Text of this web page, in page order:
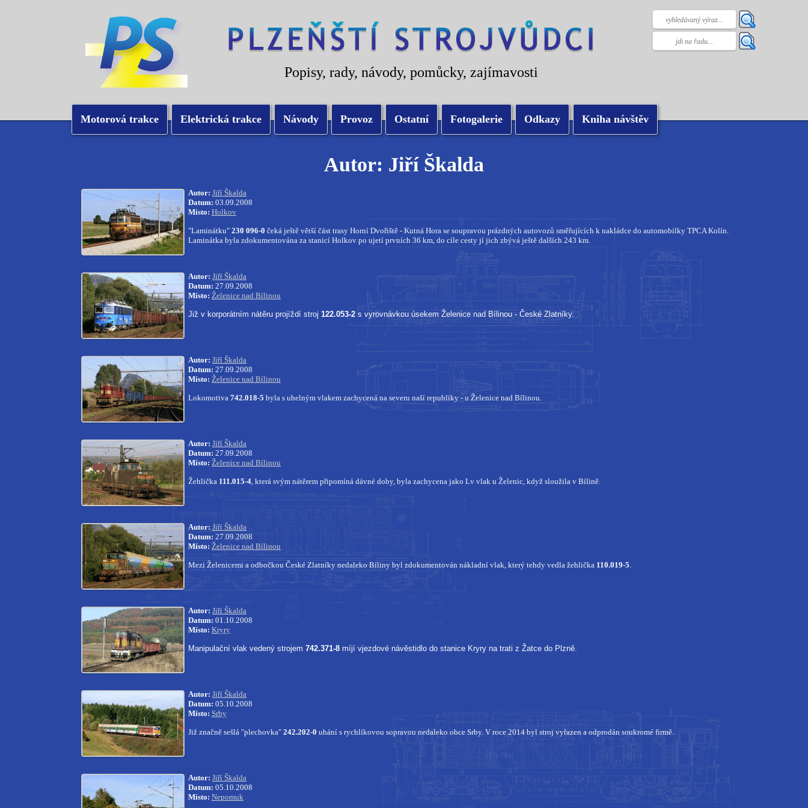
Popisy, rady, návody, pomůcky, zajímavosti
Motorová trakce Elektrická trakce Návody Provoz Ostatní Fotogalerie Odkazy Kniha návštěv
Autor: Jiří Škalda
Autor: Jiří Škalda
Datum: 03.09.2008
Místo: Holkov
"Laminátku" 230 096-0 čeká ještě větší část trasy Horní Dvořiště - Kutná Hora se soupravou prázdných autovozů směřujících k nakládce do automobilky TPCA Kolín.
Laminátka byla zdokumentována za stanicí Holkov po ujetí prvních 36 km, do cíle cesty jí jich zbývá ještě dalších 243 km.
Autor: Jiří Škalda
Datum: 27.09.2008
Místo: Želenice nad Bílinou
Již v korporátním nátěru projíždí stroj 122.053-2 s vyrovnávkou úsekem Želenice nad Bílinou - České Zlatníky.
Autor: Jiří Škalda
Datum: 27.09.2008
Místo: Želenice nad Bílinou
Lokomotiva 742.018-5 byla s uhelným vlakem zachycená na severu naší republiky - u Želenice nad Bílinou.
Autor: Jiří Škalda
Datum: 27.09.2008
Místo: Želenice nad Bílinou
Žehlička 111.015-4, která svým nátěrem připomíná dávné doby, byla zachycena jako Lv vlak u Želenic, když sloužila v Bílině.
Autor: Jiří Škalda
Datum: 27.09.2008
Místo: Želenice nad Bílinou
Mezi Želenicemi a odbočkou České Zlatníky nedaleko Bíliny byl zdokumentován nákladní vlak, který tehdy vedla žehlička 110.019-5.
Autor: Jiří Škalda
Datum: 01.10.2008
Místo: Kryry
Manipulační vlak vedený strojem 742.371-8 míjí vjezdové návěstidlo do stanice Kryry na trati z Žatce do Plzně.
Autor: Jiří Škalda
Datum: 05.10.2008
Místo: Srby
Již značně sešlá "plechovka" 242.202-0 uhání s rychlíkovou sopravou nedaleko obce Srby. V roce 2014 byl stroj vyřazen a odprodán soukromé firmě.
Autor: Jiří Škalda
Datum: 05.10.2008
Místo: Nepomuk